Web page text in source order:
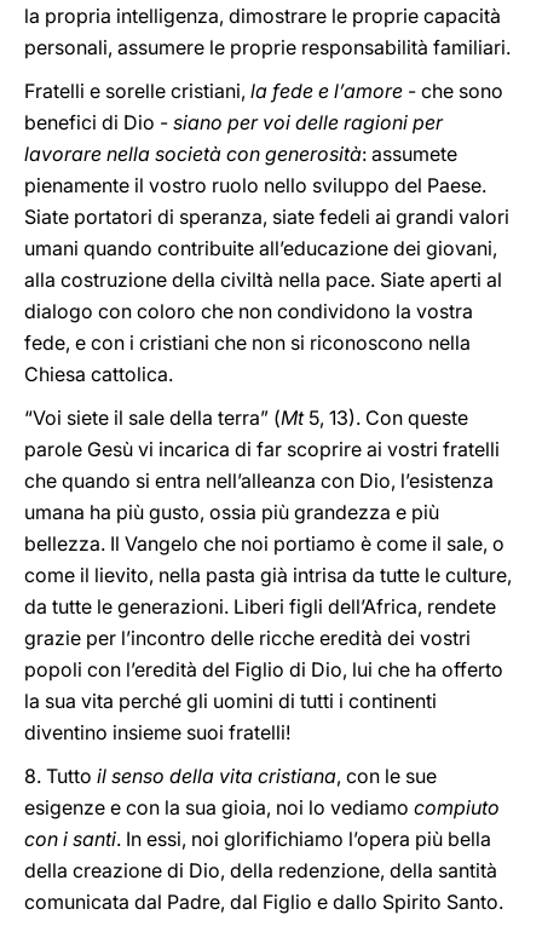
la propria intelligenza, dimostrare le proprie capacità
personali, assumere le proprie responsabilità familiari.
Fratelli e sorelle cristiani, la fede e l’amore - che sono
benefici di Dio - siano per voi delle ragioni per
lavorare nella società con generosità: assumete
pienamente il vostro ruolo nello sviluppo del Paese.
Siate portatori di speranza, siate fedeli ai grandi valori
umani quando contribuite all’educazione dei giovani,
alla costruzione della civiltà nella pace. Siate aperti al
dialogo con coloro che non condividono la vostra
fede, e con i cristiani che non si riconoscono nella
Chiesa cattolica.
“Voi siete il sale della terra” (Mt5, 13). Con queste
parole Gesù vi incarica di far scoprire ai vostri fratelli
che quando si entra nell’alleanza con Dio, l’esistenza
umana ha più gusto, ossia più grandezza e più
bellezza. Il Vangelo che noi portiamo è come il sale, o
come il lievito, nella pasta già intrisa da tutte le culture,
da tutte le generazioni. Liberi figli dell’Africa, rendete
grazie per l’incontro delle ricche eredità dei vostri
popoli con l’eredità del Figlio di Dio, lui che ha offerto
la sua vita perché gli uomini di tutti i continenti
diventino insieme suoi fratelli!
8. Tutto il senso della vita cristiana, con le sue
esigenze e con la sua gioia, noi lo vediamo compiuto
con i santi. In essi, noi glorifichiamo l’opera più bella
della creazione di Dio, della redenzione, della santità
comunicata dal Padre, dal Figlio e dallo Spirito Santo.